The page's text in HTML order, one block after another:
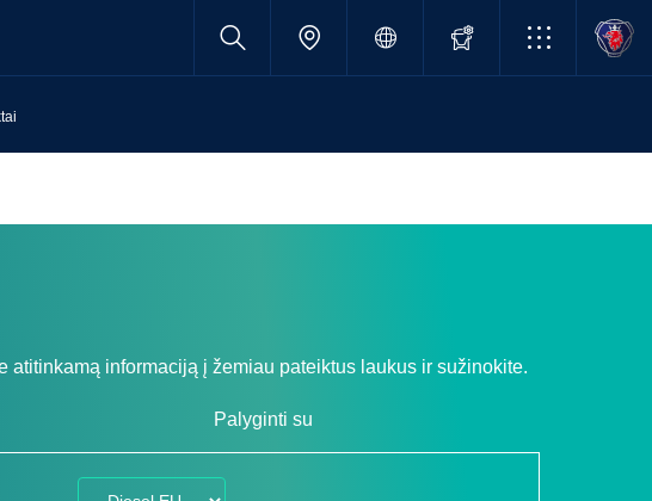
informaciją į žemiau pateiktus laukus ir sužinokite.
Palyginti su